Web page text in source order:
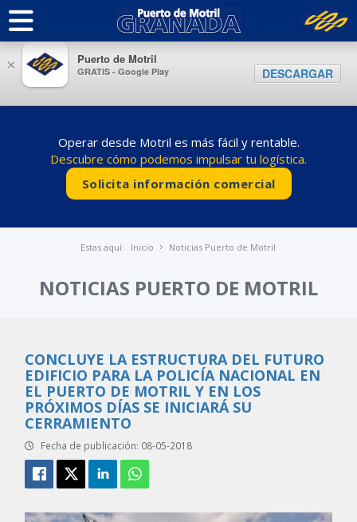
Operar desde Motril es más fácil y rentable.
Descubre cómo podemos impulsar tu logística.
Solicita información comercial
Estas aquí: Inicio Noticias Puerto de Motril
NOTICIAS PUERTO DE MOTRIL
CONCLUYE LA ESTRUCTURA DEL FUTURO
EDIFICIO PARA LA POLICÍA NACIONAL EN
EL PUERTO DE MOTRIL Y EN LOS
PRÓXIMOS DÍAS SE INICIARÁ SU
CERRAMIENTO
Fecha de publicación: 08-05-2018
× Puerto de Motril
GRATIS - Google Play DESCARGAR